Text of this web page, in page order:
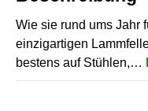
Wie sie rund ums Jahr
einzigartigen
bestens auf Stühlen,…